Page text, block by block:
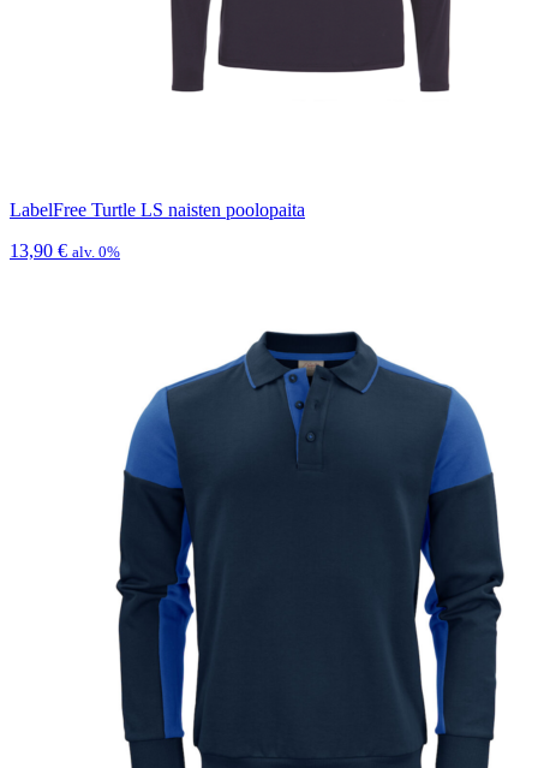
LabelFree Turtle LS naisten poolopaita
13,90 € alv. 0%